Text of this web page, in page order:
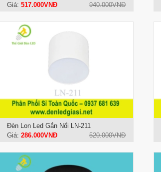
Giá: 517.000VNĐ 940.000VNĐ
Đèn Lon Led Gắn Nổi LN-211
Giá: 286.000VNĐ 520.000VNĐ